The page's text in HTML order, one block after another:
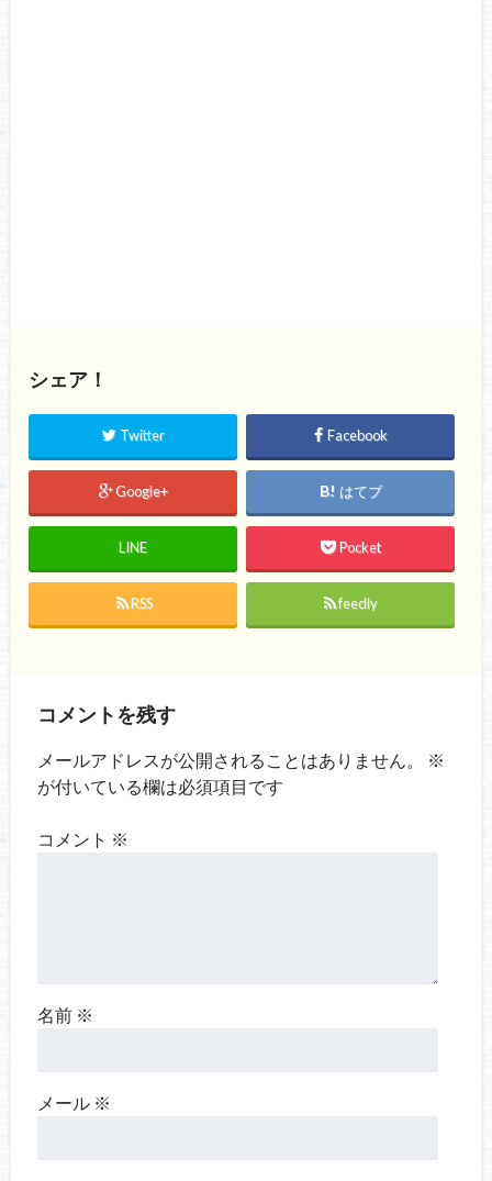
シェア！
Twitter Facebook
Google+ はてブ
LINE Pocket
RSS feedly
コメントを残す
メールアドレスが公開されることはありません。
※
が付いている欄は必須項目です
コメント ※
名前 ※
メール ※